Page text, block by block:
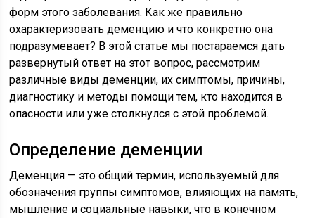
форм этого заболевания. Как же правильно
охарактеризовать деменцию и что конкретно она
подразумевает? В этой статье мы постараемся дать
развернутый ответ на этот вопрос, рассмотрим
различные виды деменции, их симптомы, причины,
диагностику и методы помощи тем, кто находится в
опасности или уже столкнулся с этой проблемой.
Определение деменции
Деменция — это общий термин, используемый для
обозначения группы симптомов, влияющих на память,
мышление и социальные навыки, что в конечном